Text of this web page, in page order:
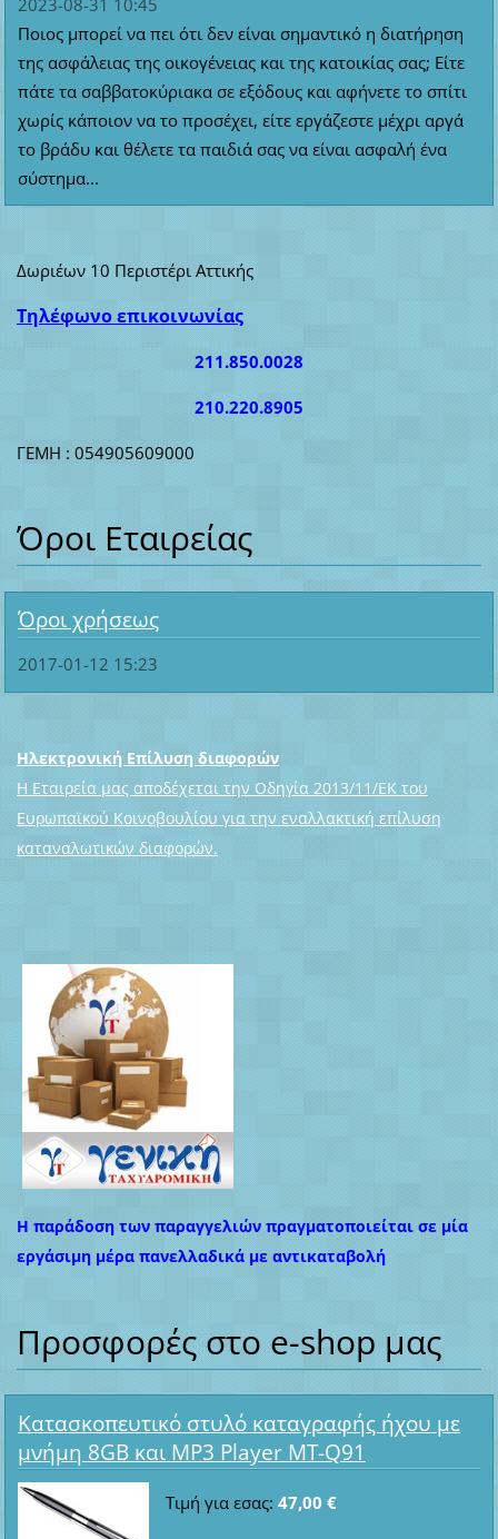
Ποιος μπορεί να πει ότι δεν είναι σημαντικό η διατήρηση
της ασφάλειας της οικογένειας και της κατοικίας σας; Είτε
πάτε τα σαββατοκύριακα σε εξόδους και αφήνετε το σπίτι
χωρίς κάποιον να το προσέχει, είτε εργάζεστε μέχρι αργά
το βράδυ και θέλετε τα παιδιά σας να είναι ασφαλή ένα
σύστημα...
Δωριέων 10 Περιστέρι Αττικής
Τηλέφωνο επικοινωνίας
211.850.0028
210.220.8905
ΓΕΜΗ : 054905609000
Όροι Εταιρείας
Όροι χρήσεως
2017-01-12 15:23
Ηλεκτρονική Επίλυση διαφορών
Η Εταιρεία μας αποδέχεται την Οδηγία 2013/11/ΕΚ του
Ευρωπαϊκού Κοινοβουλίου για την εναλλακτική επίλυση
καταναλωτικών διαφορών.
Η παράδοση των παραγγελιών πραγματοποιείται σε μία
εργάσιμη μέρα πανελλαδικά με αντικαταβολή
Προσφορές στο e-shop μας
Κατασκοπευτικό στυλό καταγραφής ήχου με
μνήμη 8GB και MP3 Player MT-Q91
Τιμή για εσας: 47,00 €